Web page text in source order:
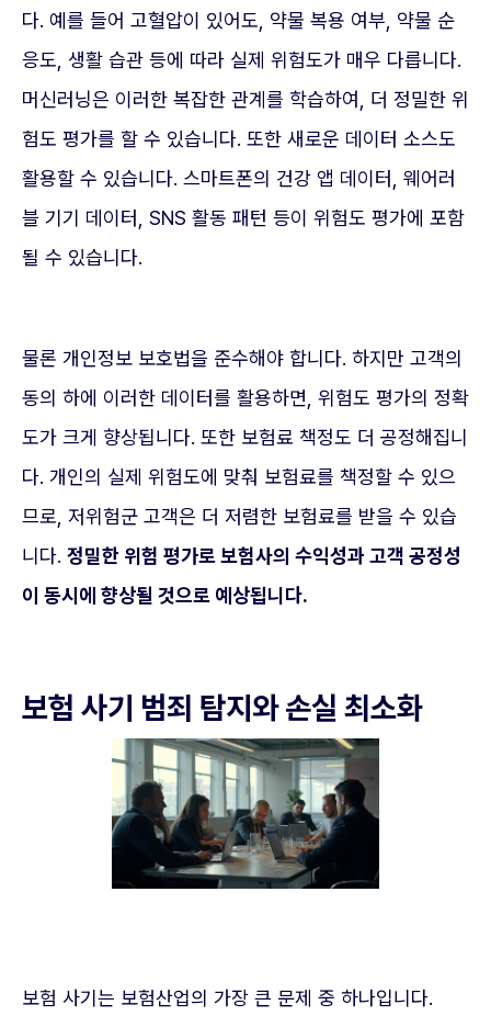
다. 예를 들어 고혈압이 있어도, 약물 복용 여부, 약물 순
응도, 생활 습관 등에 따라 실제 위험도가 매우 다릅니다.
머신러닝은 이러한 복잡한 관계를 학습하여, 더 정밀한 위
험도 평가를 할 수 있습니다. 또한 새로운 데이터 소스도
활용할 수 있습니다. 스마트폰의 건강 앱 데이터, 웨어러
블 기기 데이터, SNS 활동 패턴 등이 위험도 평가에 포함
될 수 있습니다.
물론 개인정보 보호법을 준수해야 합니다. 하지만 고객의
동의 하에 이러한 데이터를 활용하면, 위험도 평가의 정확
도가 크게 향상됩니다. 또한 보험료 책정도 더 공정해집니
다. 개인의 실제 위험도에 맞춰 보험료를 책정할 수 있으
므로, 저위험군 고객은 더 저렴한 보험료를 받을 수 있습
니다. 정밀한 위험 평가로 보험사의 수익성과 고객 공정성
이 동시에 향상될 것으로 예상됩니다.
보험 사기 범죄 탐지와 손실 최소화
보험 사기는 보험산업의 가장 큰 문제 중 하나입니다.